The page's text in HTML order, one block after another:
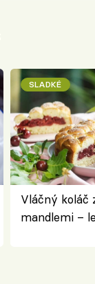
SLADKÉ
Vláčný koláč
mandlemi –